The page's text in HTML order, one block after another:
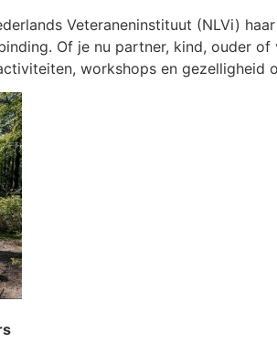
Veteraneninstituut (NLVi)
Of je nu partner, kind, ouder
workshops en